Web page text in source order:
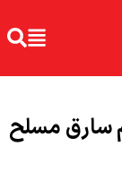
سارق مسلح